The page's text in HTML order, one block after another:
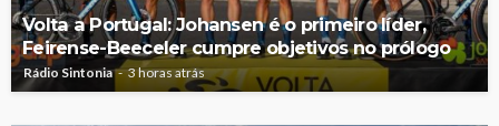
Volta a Portugal: Johansen é o primeiro líder,
Feirense-Beeceler cumpre objetivos no prólogo
Rádio Sintonia 3 horas atrás